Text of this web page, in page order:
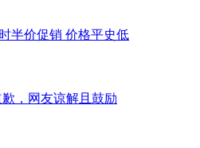
半价促销 价格平史低
歉，网友谅解且鼓励